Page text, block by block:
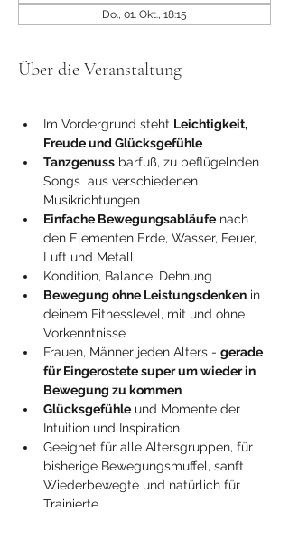
Do., 01. Okt., 18:15
Über die Veranstaltung
Im Vordergrund steht Leichtigkeit,
Freude und Glücksgefühle
Tanzgenuss barfuß, zu beflügelnden
Songs  aus verschiedenen
Musikrichtungen
Einfache Bewegungsabläufe nach
den Elementen Erde, Wasser, Feuer,
Luft und Metall
Kondition, Balance, Dehnung
Bewegung ohne Leistungsdenken in
deinem Fitnesslevel, mit und ohne
Vorkenntnisse
Frauen, Männer jeden Alters - gerade
für Eingerostete super um wieder in
Bewegung zu kommen
Glücksgefühle und Momente der
Intuition und Inspiration
Geeignet für alle Altersgruppen, für
bisherige Bewegungsmuffel, sanft
Wiederbewegte und natürlich für
Trainierte.